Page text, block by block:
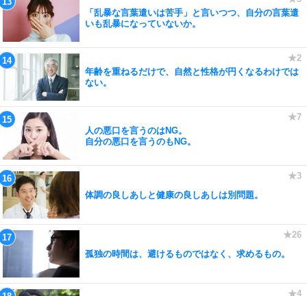
「乱暴な言葉遣いは苦手」と言いつつ、自分の言葉遣
いも乱暴になっていないか。
年齢を重ねるだけで、自然と性格が円くなるわけでは
ない。
人の悪口を言うのはNG。
自分の悪口を言うのもNG。
体調の良しあしと健康の良しあしは別問題。
孤独の時間は、避けるものではなく、求めるもの。